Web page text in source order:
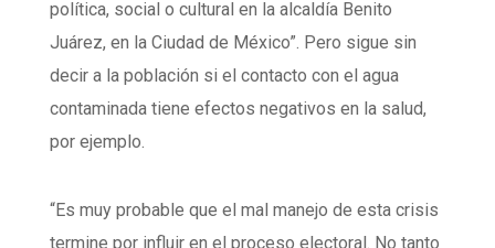
política, social o cultural en la alcaldía Benito
Juárez, en la Ciudad de México”. Pero sigue sin
decir a la población si el contacto con el agua
contaminada tiene efectos negativos en la salud,
por ejemplo.
“Es muy probable que el mal manejo de esta crisis
termine por influir en el proceso electoral. No tanto